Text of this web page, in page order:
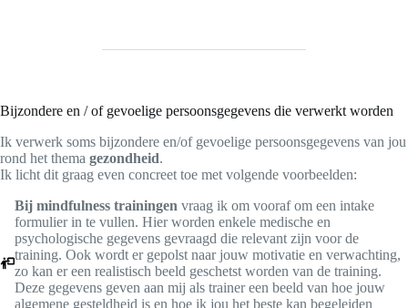
Bijzondere en / of gevoelige persoonsgegevens die verwerkt worden
Ik verwerk soms bijzondere en/of gevoelige persoonsgegevens van jou
rond het thema gezondheid.
Ik licht dit graag even concreet toe met volgende voorbeelden:
Bij mindfulness trainingen vraag ik om vooraf om een intake
formulier in te vullen. Hier worden enkele medische en
psychologische gegevens gevraagd die relevant zijn voor de
training. Ook wordt er gepolst naar jouw motivatie en verwachting,
zo kan er een realistisch beeld geschetst worden van de training.
Deze gegevens geven aan mij als trainer een beeld van hoe jouw
algemene gesteldheid is en hoe ik jou het beste kan begeleiden